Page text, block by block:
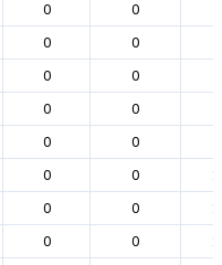
0 0
0 0
0 0
0 0
0 0
0 0
0 0
0 0